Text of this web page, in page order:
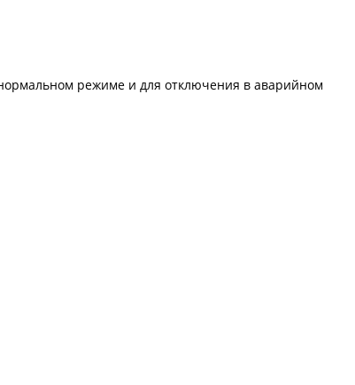
режиме и для отключения в аварийном